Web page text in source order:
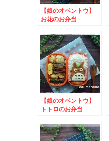
【娘のオベントウ】
お花のお弁当
【娘のオベントウ】
トトロのお弁当